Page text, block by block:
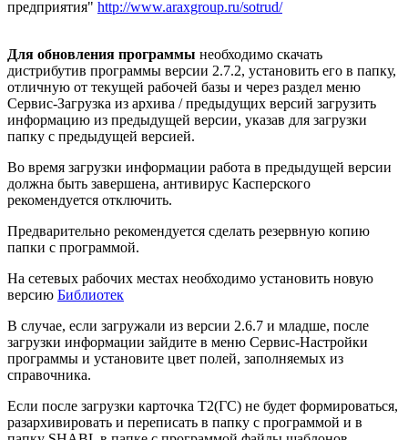
предприятия" http://www.araxgroup.ru/sotrud/
Для обновления программы необходимо скачать
дистрибутив программы версии 2.7.2, установить его в папку,
отличную от текущей рабочей базы и через раздел меню
Сервис-Загрузка из архива / предыдущих версий загрузить
информацию из предыдущей версии, указав для загрузки
папку с предыдущей версией.
Во время загрузки информации работа в предыдущей версии
должна быть завершена, антивирус Касперского
рекомендуется отключить.
Предварительно рекомендуется сделать резервную копию
папки с программой.
На сетевых рабочих местах необходимо установить новую
версию Библиотек
В случае, если загружали из версии 2.6.7 и младше, после
загрузки информации зайдите в меню Сервис-Настройки
программы и установите цвет полей, заполняемых из
справочника.
Если после загрузки карточка Т2(ГС) не будет формироваться,
разархивировать и переписать в папку с программой и в